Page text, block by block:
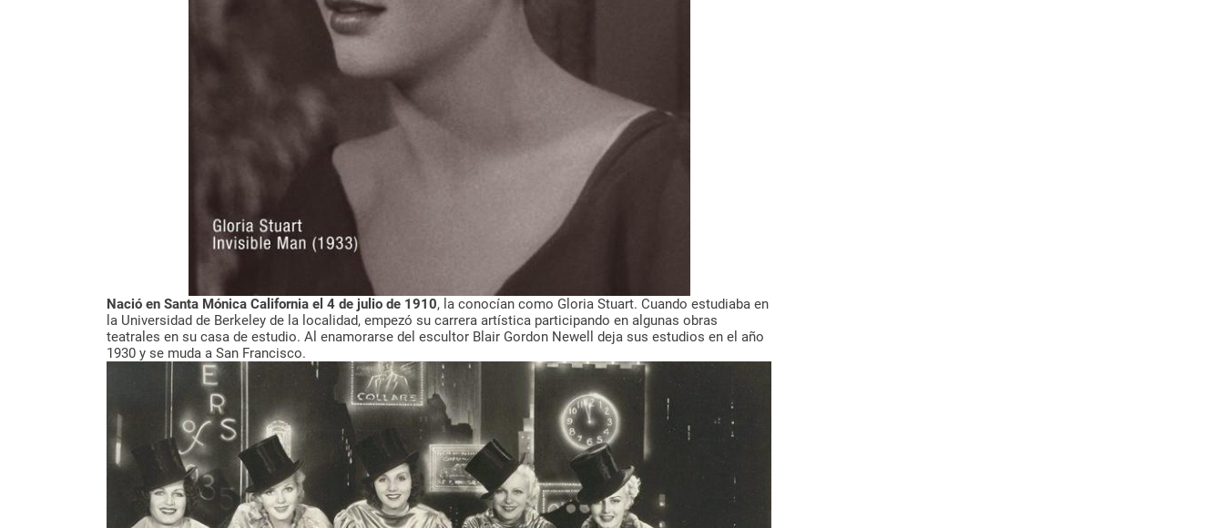
Nació en Santa Mónica California el 4 de julio de 1910, la conocían como Gloria Stuart. Cuando estudiaba en
la Universidad de Berkeley de la localidad, empezó su carrera artística participando en algunas obras
teatrales en su casa de estudio. Al enamorarse del escultor Blair Gordon Newell deja sus estudios en el año
1930 y se muda a San Francisco.